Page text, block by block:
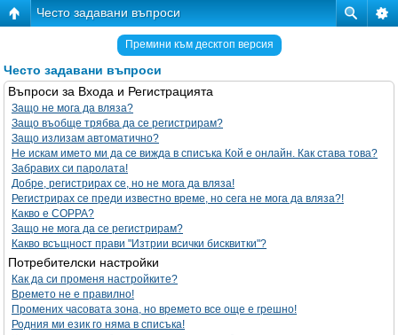
Често задавани въпроси
Премини към десктоп версия
Често задавани въпроси
Въпроси за Входа и Регистрацията
Защо не мога да вляза?
Защо въобще трябва да се регистрирам?
Защо излизам автоматично?
Не искам името ми да се вижда в списъка Кой е онлайн. Как става това?
Забравих си паролата!
Добре, регистрирах се, но не мога да вляза!
Регистрирах се преди известно време, но сега не мога да вляза?!
Какво е COPPA?
Защо не мога да се регистрирам?
Какво всъщност прави "Изтрии всички бисквитки"?
Потребителски настройки
Как да си променя настройките?
Времето не е правилно!
Промених часовата зона, но времето все още е грешно!
Родния ми език го няма в списъка!